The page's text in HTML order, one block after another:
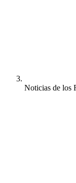
Noticias de los